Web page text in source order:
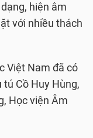
hiện âm
với nhiều thách
Việt Nam đã có
tú Cồ Huy Hùng,
Học viện Âm